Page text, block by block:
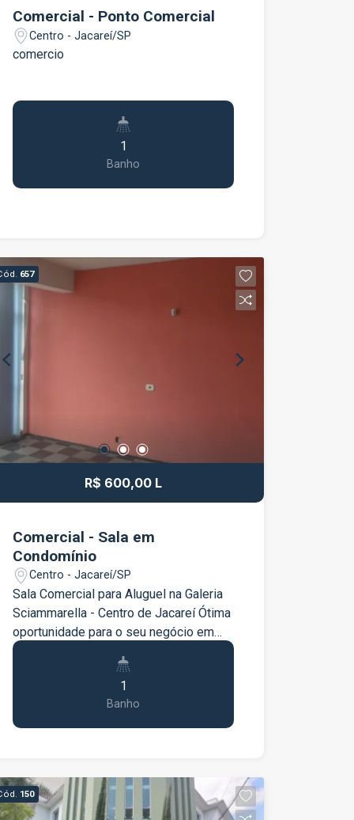
Comercial - Ponto Comercial
Centro - Jacareí/SP
comercio
1
Banho
657
R$ 600,00 L
Comercial - Sala em
Condomínio
Centro - Jacareí/SP
Sala Comercial para Aluguel na Galeria
Sciammarella - Centro de Jacareí Ótima
oportunidade para o seu negócio em
uma localização privilegiada. Detalhes
do imóvel: Sala ampla e bem iluminada
Banheiro privativo Localização
estratégica no centro de Jacareí,
próximo a bancos, comércios e
comerciais Agende uma visita e
conheça esse espaço!
1
Banho
150